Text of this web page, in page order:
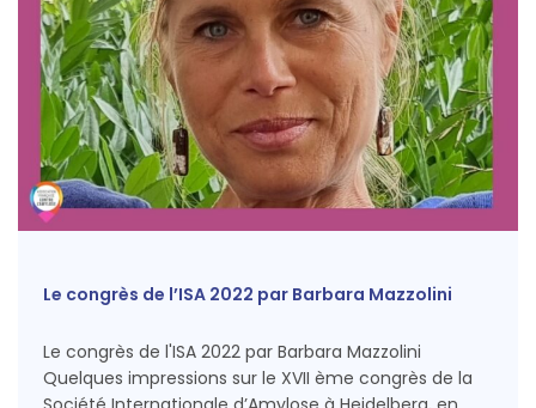
Le congrès de l’ISA 2022 par Barbara Mazzolini
Le congrès de l'ISA 2022 par Barbara Mazzolini
Quelques impressions sur le XVII ème congrès de la